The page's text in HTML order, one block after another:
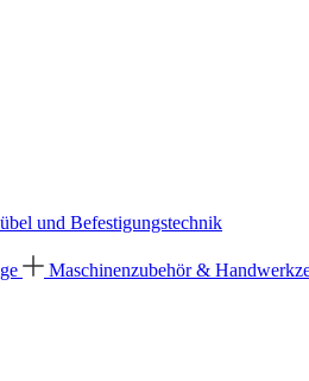
und Befestigungstechnik
Maschinenzubehör &